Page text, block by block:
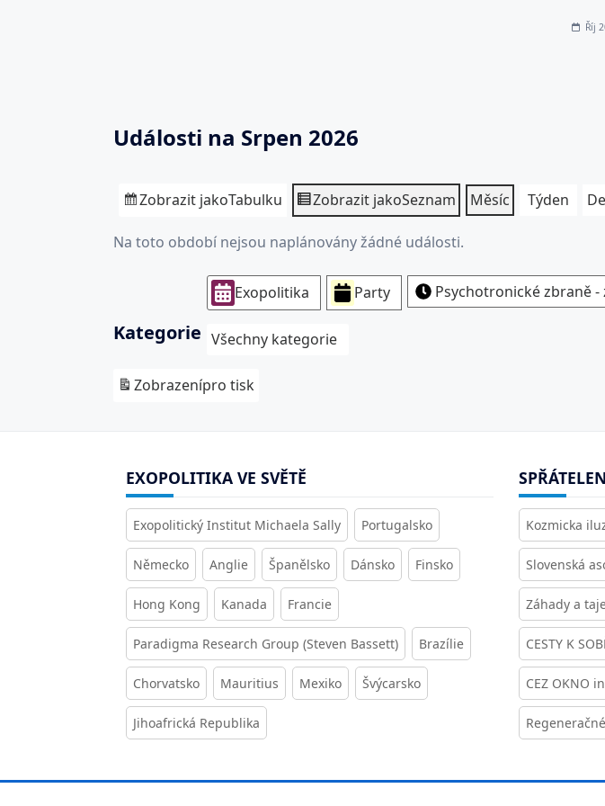
Říj
Události na Srpen 2026
Zobrazit jakoTabulku Zobrazit jakoSeznam Měsíc Týden
Na toto období nejsou naplánovány žádné události.
Kategorie
Exopolitika Party Psychotronické zbraně -
Všechny kategorie
Zobrazenípro tisk
EXOPOLITIKA VE SVĚTĚ
Exopolitický Institut Michaela Sally Portugalsko
Německo Anglie Španělsko Dánsko Finsko
Hong Kong Kanada Francie
Paradigma Research Group (Steven Bassett) Brazílie
Chorvatsko Mauritius Mexiko Švýcarsko
Jihoafrická Republika
Kozmicka
Slovenská
Záhady a
CESTY K
CEZ OKNO